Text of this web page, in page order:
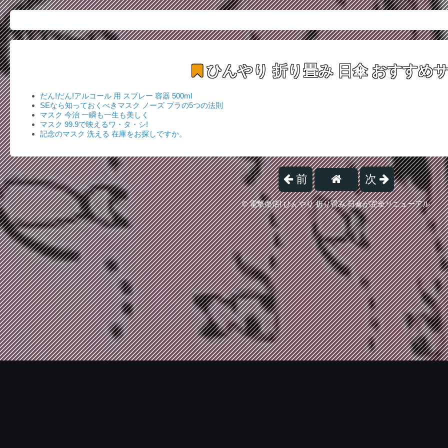
ひんやり 折り畳み 日傘おすすめ
だん!だん!アルコール 用 スプレー 容器 500ml
SEなら知っておくべきマスク ノーズ プラの5つの法則
マスク 今治 一瞬も一生も美しく
マスク 99.9で映えるワ・タ・シ!
記念のマスク 洗える 在庫をお探しですか。
前 次
©電撃復活! ひんやり 折り畳み 日傘が完全リニューアル